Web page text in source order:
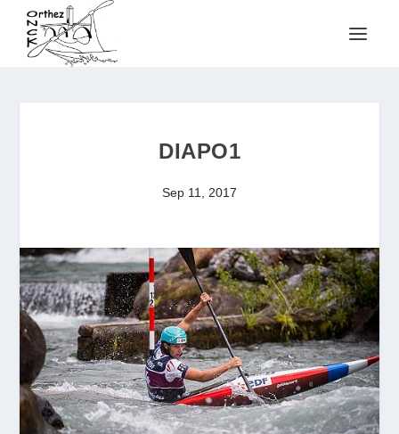
DIAPO1
Sep 11, 2017